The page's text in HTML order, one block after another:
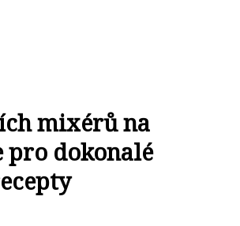
mixérů na
pro dokonalé